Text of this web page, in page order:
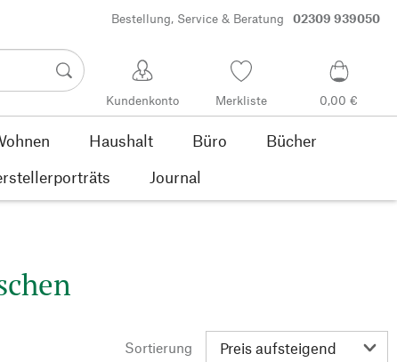
Bestellung, Service & Beratung 02309 939050
Kundenkonto Merkliste 0,00 €
Haushalt Büro
Bücher
Journal
Sortierung